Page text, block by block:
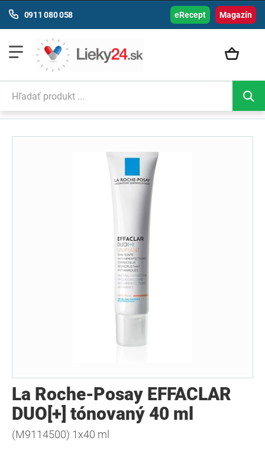
Magazín
0911 080 058 eRecept
La Roche-Posay EFFACLAR
DUO[+] tónovaný 40 ml
(M9114500) 1x40 ml